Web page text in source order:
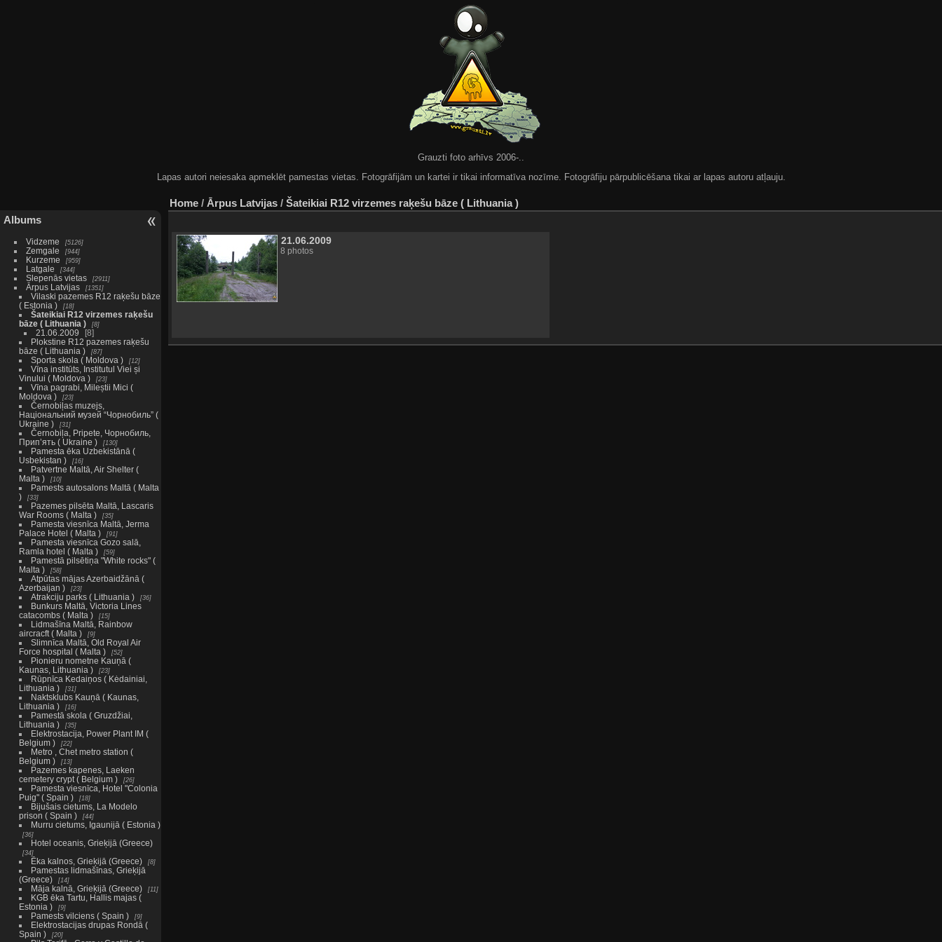
Grauzti foto arhīvs 2006-..
Lapas autori neiesaka apmeklēt pamestas vietas. Fotogrāfijām un kartei ir tikai informatīva nozīme. Fotogrāfiju pārpublicēšana tikai ar lapas autoru atļauju.
Albums
Vidzeme 5126
Zemgale 944
Kurzeme 959
Latgale 344
Slepenās vietas 2911
Ārpus Latvijas 1351
Vilaski pazemes R12 raķešu bāze
( Estonia )
18
Šateikiai R12 virzemes raķešu
bāze ( Lithuania )
8
21.06.2009
8
Plokstine R12 pazemes raķešu
bāze ( Lithuania )
87
Sporta skola ( Moldova ) 12
Vīna institūts, Institutul Viei și
Vinului ( Moldova )
23
Vīna pagrabi, Mileștii Mici (
Moldova )
23
Černobiļas muzejs,
Національний музей “Чорнобиль” (
Ukraine )
31
Černobiļa, Pripete, Чорнобиль,
Прип’ять ( Ukraine )
130
Pamesta ēka Uzbekistānā (
Usbekistan )
16
Patvertne Maltā, Air Shelter (
Malta )
10
Pamests autosalons Maltā ( Malta
)
33
Pazemes pilsēta Maltā, Lascaris
War Rooms ( Malta )
35
Pamesta viesnīca Maltā, Jerma
Palace Hotel ( Malta )
91
Pamesta viesnīca Gozo salā,
Ramla hotel ( Malta )
59
Pamestā pilsētiņa "White rocks" (
Malta )
58
Atpūtas mājas Azerbaidžānā (
Azerbaijan )
23
Atrakciju parks ( Lithuania ) 36
Bunkurs Maltā, Victoria Lines
catacombs ( Malta )
15
Lidmašīna Maltā, Rainbow
aircracft ( Malta )
9
Slimnīca Maltā, Old Royal Air
Force hospital ( Malta )
52
Pionieru nometne Kauņā (
Kaunas, Lithuania )
23
Rūpnīca Kedaiņos ( Kėdainiai,
Lithuania )
31
Naktsklubs Kauņā ( Kaunas,
Lithuania )
16
Pamestā skola ( Gruzdžiai,
Lithuania )
35
Elektrostacija, Power Plant IM (
Belgium )
22
Metro , Chet metro station (
Belgium )
13
Pazemes kapenes, Laeken
cemetery crypt ( Belgium )
26
Pamesta viesnīca, Hotel "Colonia
Puig" ( Spain )
18
Bijušais cietums, La Modelo
prison ( Spain )
44
Murru cietums, Igaunijā ( Estonia )
36
Hotel oceanis, Grieķijā (Greece)
34
Ēka kalnos, Grieķijā (Greece) 8
Pamestas lidmašīnas, Grieķijā
(Greece)
14
Māja kalnā, Grieķijā (Greece) 11
KGB ēka Tartu, Hallis majas (
Estonia )
9
Pamests vilciens ( Spain ) 9
Elektrostacijas drupas Rondā (
Spain )
20
Home / Ārpus Latvijas / Šateikiai R12 virzemes raķešu bāze ( Lithuania )
21.06.2009
8 photos